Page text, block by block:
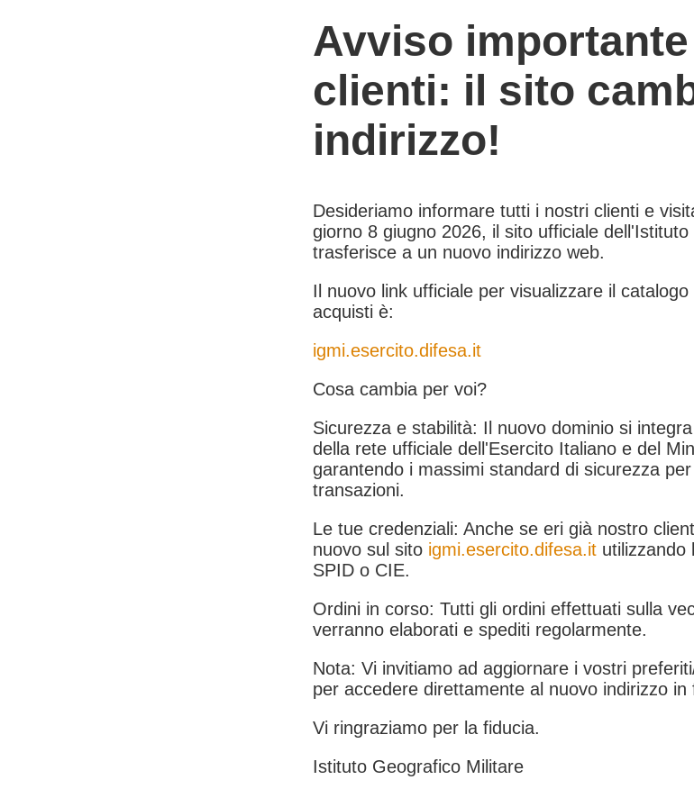
Avviso
clienti: il sito
indirizzo!
Desideriamo informare tutti i nostri clienti e
giorno 8 giugno 2026, il sito ufficiale
trasferisce a un nuovo indirizzo web.
Il nuovo link ufficiale per visualizzare il
acquisti è:
igmi.esercito.difesa.it
Cosa cambia per voi?
Sicurezza e stabilità: Il nuovo dominio si
della rete ufficiale dell'Esercito Italiano e del
garantendo i massimi standard di sicurezza
transazioni.
Le tue credenziali: Anche se eri già nostro
nuovo sul sito igmi.esercito.difesa.it utilizzando
SPID o CIE.
Ordini in corso: Tutti gli ordini effettuati sulla
verranno elaborati e spediti regolarmente.
Nota: Vi invitiamo ad aggiornare i vostri
per accedere direttamente al nuovo indirizzo in
Vi ringraziamo per la fiducia.
Istituto Geografico Militare